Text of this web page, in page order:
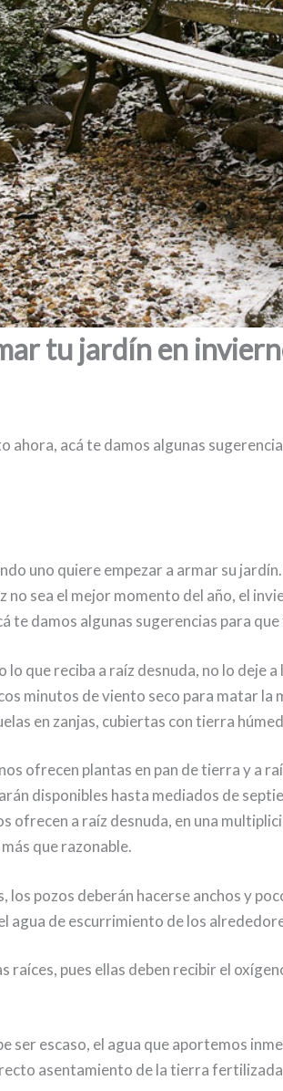
tu jardín en
ahora, acá te damos algunas
uno quiere empezar a armar su
no sea el mejor momento del año, el
te damos algunas sugerencias para
lo que reciba a raíz desnuda, no lo deje
minutos de viento seco para matar la
en zanjas, cubiertas con tierra
ofrecen plantas en pan de tierra y a
disponibles hasta mediados de
ofrecen a raíz desnuda, en una
que razonable.
los pozos deberán hacerse anchos y
agua de escurrimiento de los
raíces, pues ellas deben recibir el
ser escaso, el agua que aportemos
asentamiento de la tierra